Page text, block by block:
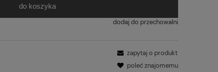
do koszyka
dodaj do przechowalni
zapytaj o produkt
poleć znajomemu